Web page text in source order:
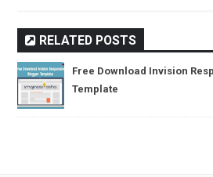
RELATED POSTS
Free Download Invision
Template